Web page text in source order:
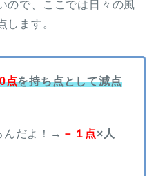
ので、ここでは日々の風
します。
点を持ち点として減点
んだよ！→ －１点×人